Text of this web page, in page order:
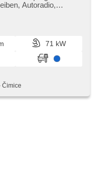
Autoradio,
71 kW
Čimice